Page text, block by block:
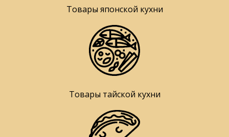
Товары японской кухни
Товары тайской кухни